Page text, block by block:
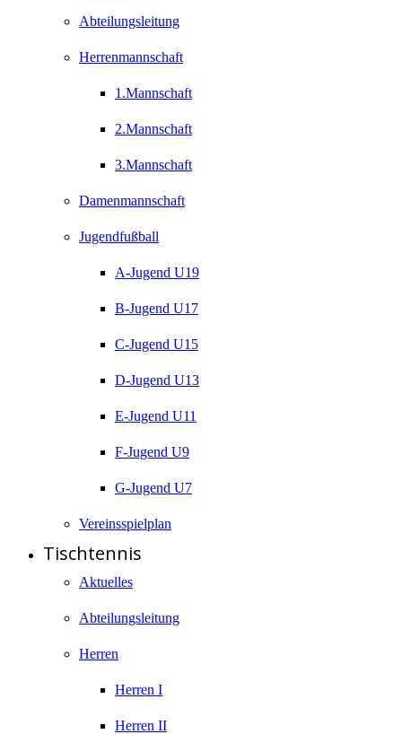
Abteilungsleitung
Herrenmannschaft
1.Mannschaft
2.Mannschaft
3.Mannschaft
Damenmannschaft
Jugendfußball
A-Jugend U19
B-Jugend U17
C-Jugend U15
D-Jugend U13
E-Jugend U11
F-Jugend U9
G-Jugend U7
Vereinsspielplan
Tischtennis
Aktuelles
Abteilungsleitung
Herren
Herren I
Herren II